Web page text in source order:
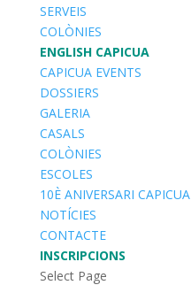
SERVEIS
COLÒNIES
ENGLISH CAPICUA
CAPICUA EVENTS
DOSSIERS
GALERIA
CASALS
COLÒNIES
ESCOLES
10È ANIVERSARI CAPICUA
NOTÍCIES
CONTACTE
INSCRIPCIONS
Select Page